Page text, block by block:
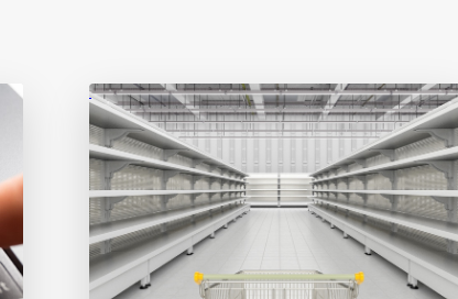
Со силен раст на е-трговијата, пазарот
станува сè поконкурентен.